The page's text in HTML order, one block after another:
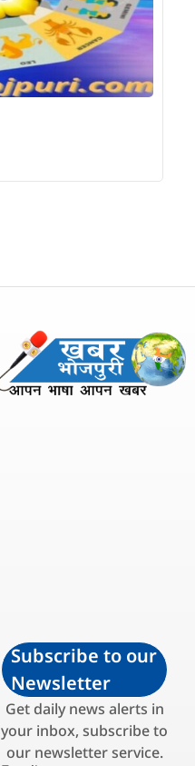
Subscribe to our
Newsletter
Get daily news alerts in
your inbox, subscribe to
our newsletter service.